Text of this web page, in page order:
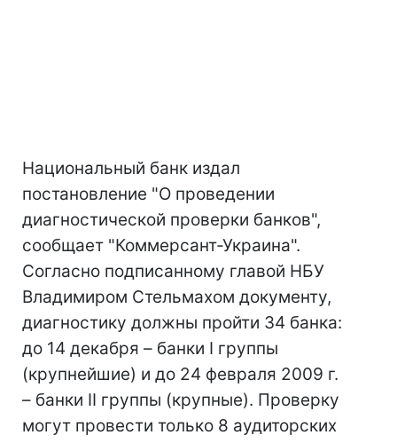
Национальный банк издал
постановление "О проведении
диагностической проверки банков",
сообщает "Коммерсант-Украина".
Согласно подписанному главой НБУ
Владимиром Стельмахом документу,
диагностику должны пройти 34 банка:
до 14 декабря – банки I группы
(крупнейшие) и до 24 февраля 2009 г.
– банки II группы (крупные). Проверку
могут провести только 8 аудиторских